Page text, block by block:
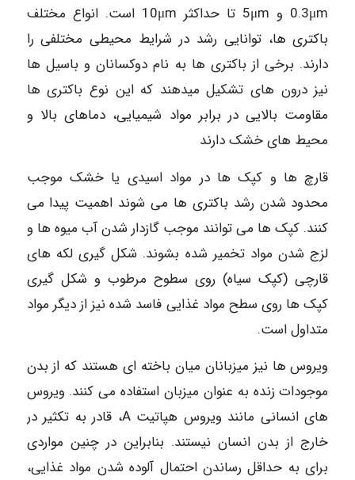
0.3μm و 5μm تا حداکثر 10μm است. انواع مختلف
باکتری ها، توانایی رشد در شرایط محیطی مختلفی را
دارند. برخی از باکتری ها به نام دوکسانان و باسیل ها
نیز درون های تشکیل میدهند که این نوع باکتری ها
مقاومت بالایی در برابر مواد شیمیایی، دماهای بالا و
محیط های خشک دارند
قارچ ها و کپک ها در مواد اسیدی یا خشک موجب
محدود شدن رشد باکتری ها می شوند اهمیت پیدا می
کنند. کپک ها می توانند موجب گازدار شدن آب میوه ها و
لزج شدن مواد تخمیر شده بشوند. شکل گیری لکه های
قارچی (کپک سیاه) روی سطوح مرطوب و شکل گیری
کپک ها روی سطح مواد غذایی فاسد شده نیز از دیگر مواد
متداول است.
ویروس ها نیز میزبانان میان باخته ای هستند که از بدن
موجودات زنده به عنوان میزبان استفاده می کنند. ویروس
های انسانی مانند ویروس هپاتیت A، قادر به تکثیر در
خارج از بدن انسان نیستند. بنابراین در چنین مواردی
برای به حداقل رساندن احتمال آلوده شدن مواد غذایی،